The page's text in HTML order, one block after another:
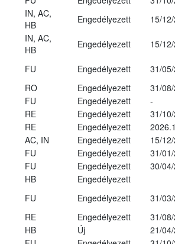
IN, AC,
HB
Engedélyezett
15/
IN, AC,
HB
Engedélyezett
15/
FU Engedélyezett
31/
RO Engedélyezett
31/
FU Engedélyezett
-
RE Engedélyezett
31/
RE Engedélyezett
AC, IN Engedélyezett
15/
FU Engedélyezett
31/
FU Engedélyezett
30/
HB
Engedélyezett
FU Engedélyezett
31/
RE Engedélyezett
31/
HB Új
21/